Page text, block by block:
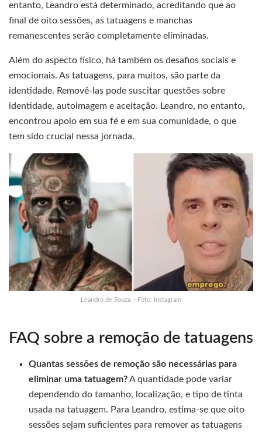
entanto, Leandro está determinado, acreditando que ao
final de oito sessões, as tatuagens e manchas
remanescentes serão completamente eliminadas.
Além do aspecto físico, há também os desafios sociais e
emocionais. As tatuagens, para muitos, são parte da
identidade. Removê-las pode suscitar questões sobre
identidade, autoimagem e aceitação. Leandro, no entanto,
encontrou apoio em sua fé e em sua comunidade, o que
tem sido crucial nessa jornada.
Leandro de Souza – Foto: Instagram
FAQ sobre a remoção de tatuagens
Quantas sessões de remoção são necessárias para
eliminar uma tatuagem?A quantidade pode variar
dependendo do tamanho, localização, e tipo de tinta
usada na tatuagem. Para Leandro, estima-se que oito
sessões sejam suficientes para remover as tatuagens